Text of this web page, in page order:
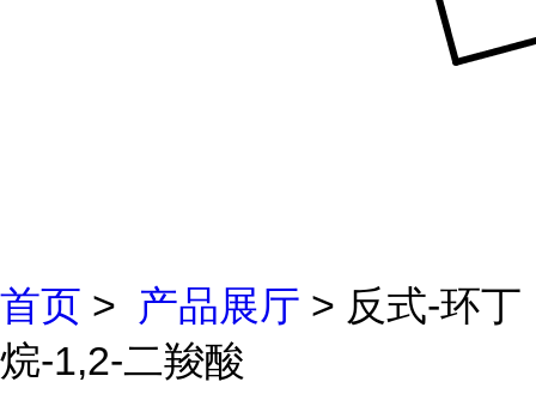
首页 > 产品展厅 > 反式-环丁
烷-1,2-二羧酸